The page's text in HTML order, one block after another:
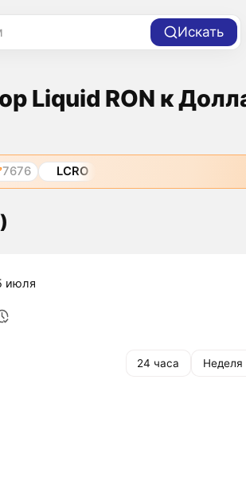
Искать
Liquid RON к
7676 LCRO
июля
24 часа Неделя